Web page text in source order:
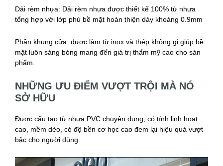
Dải rèm nhựa: Dải rèm nhựa được thiết kế 100% từ nhựa
tổng hợp với lớp phủ bề mặt hoàn thiện dày khoảng 0.9mm
Phần khung cửa: được làm từ inox và thép không gỉ giúp bề
mặt luôn sáng bóng mang đến giá trị thẩm mỹ cao cho sản
phẩm.
NHỮNG ƯU ĐIỂM VƯỢT TRỘI MÀ NÓ
SỞ HỮU
Được cấu tạo từ nhựa PVC chuyên dụng, có tính linh hoạt
cao, mềm dẻo, có độ bền cơ học cao đem lại hiệu quả vượt
bậc cho người dùng.